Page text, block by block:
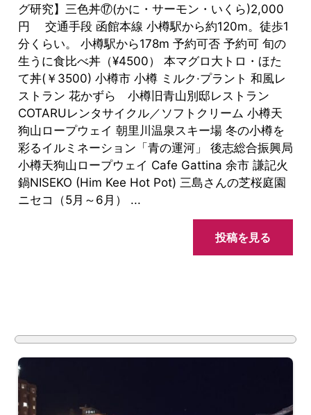
グ研究】三色丼⑰(かに・サーモン・いくら)2,000
円 交通手段 函館本線 小樽駅から約120m。徒歩1
分くらい。 小樽駅から178m 予約可否 予約可 旬の
生うに食比べ丼（¥4500） 本マグロ大トロ・ほた
て丼(￥3500) 小樽市 小樽 ミルク·プラント 和風レ
ストラン 花かずら 小樽旧青山別邸レストラン
COTARUレンタサイクル／ソフトクリーム 小樽天
狗山ロープウェイ 朝里川温泉スキー場 冬の小樽を
彩るイルミネーション「青の運河」 後志総合振興局
小樽天狗山ロープウェイ Cafe Gattina 余市 謙記火
鍋NISEKO (Him Kee Hot Pot) 三島さんの芝桜庭園
ニセコ（5月～6月） ...
投稿を見る